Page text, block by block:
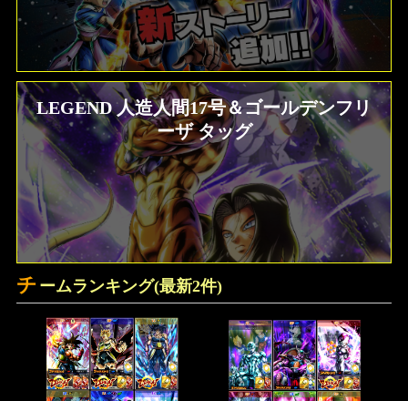
LEGEND 人造人間17号＆ゴールデンフリ
ーザ タッグ
チ ームランキング(最新2件)